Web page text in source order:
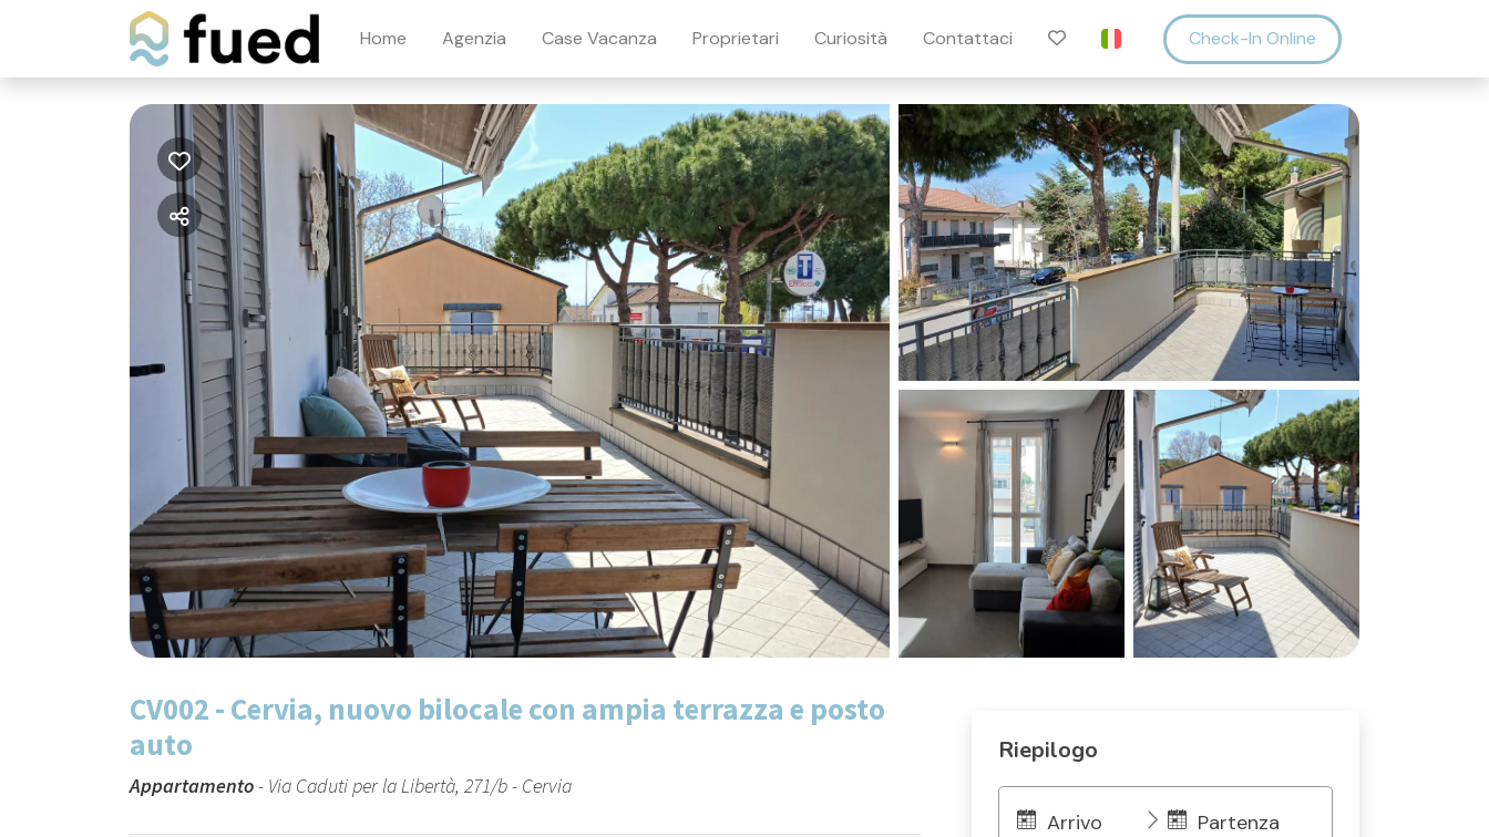
Home Agenzia Case Vacanza Proprietari Curiosità Contattaci Check-In Online
CV002 - Cervia, nuovo bilocale con ampia terrazza e posto
auto
Appartamento- Via Caduti per la Libertà, 271/b - Cervia
Riepilogo
Arrivo Partenza